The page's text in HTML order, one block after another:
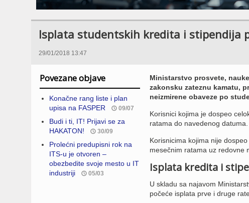
Isplata studentskih kredita i stipendija
29/01/2018 13:47
Povezane objave
Konačne rang liste i plan
upisa na FASPER
09/07
Budi i ti, IT! Prijavi se za
HAKATON!
30/09
Prolećni predupisni rok na
ITS-u je otvoren –
obezbedite svoje mesto u IT
industriji
05/03
Ministarstvo prosvete,
zakonsku zateznu kamatu,
neizmirene obaveze po
Korisnici kojima je dospeo
ratama do navedenog datuma.
Korisnicima kojima nije
mesečnim ratama uz redovne
Isplata kredita i
U skladu sa najavom
počeće isplata prve i druge